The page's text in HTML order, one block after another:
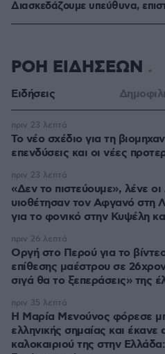
Διασκεδάζουμε υπεύθυνα,
ΡΟΗ ΕΙΔΗΣΕΩΝ
Ειδήσεις
Το νέο σχέδιο για τη
επενδύσεις και οι νέες
πριν 23 λεπτά
«Δεν το πιστεύουμε», λένε
υιοθέτησαν τον Αφγανό στη
για το φονικό στην Κυψέλη
πριν 23 λεπτά
Οργή στο Περού για το
επίθεσης μαέστρου σε
σιγά θα το ξεπεράσεις» της
πριν 26 λεπτά
Η Μαρία Μενούνος φόρεσε
ελληνικής σημαίας και έκανε
καλοκαιριού της στην
πριν 35 λεπτά